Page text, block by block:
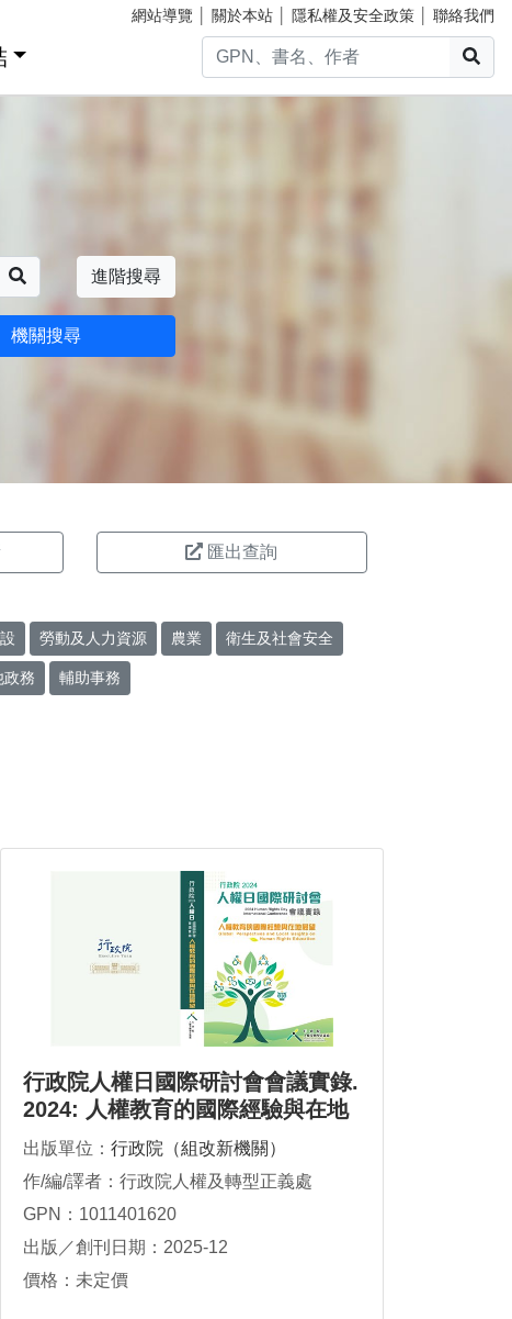
網站導覽 關於本站 隱私權及安全政策 聯絡我們
進階搜尋
機關搜尋
匯出查詢
勞動及人力資源 農業 衛生及社會安全
政務 輔助事務
行政院人權日國際研討會會議實錄.
2024: 人權教育的國際經驗與在地
展望
出版單位： 行政院（組改新機關）
作/編/譯者：行政院人權及轉型正義處
GPN：1011401620
出版／創刊日期：2025-12
價格：未定價